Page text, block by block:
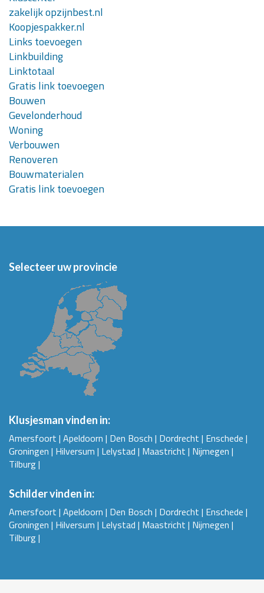
zakelijk opzijnbest.nl
Koopjespakker.nl
Links toevoegen
Linkbuilding
Linktotaal
Gratis link toevoegen
Bouwen
Gevelonderhoud
Woning
Verbouwen
Renoveren
Bouwmaterialen
Gratis link toevoegen
Selecteer uw provincie
Klusjesman vinden in:
Amersfoort | Apeldoorn | Den Bosch | Dordrecht | Enschede |
Groningen | Hilversum | Lelystad | Maastricht | Nijmegen |
Tilburg|
Schilder vinden in:
Amersfoort | Apeldoorn | Den Bosch | Dordrecht | Enschede |
Groningen | Hilversum | Lelystad | Maastricht | Nijmegen |
Tilburg|